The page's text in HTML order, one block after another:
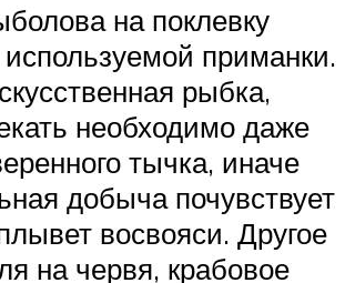
на поклевку
используемой приманки.
рыбка,
необходимо даже
тычка, иначе
добыча почувствует
восвояси. Другое
на червя, крабовое